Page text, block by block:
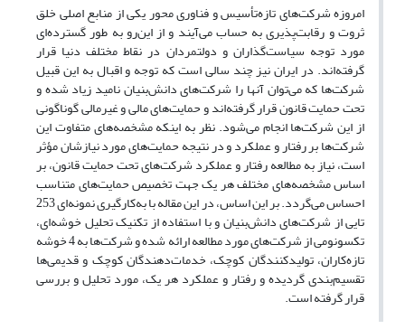
امروزه شرکت‌های تازه‌تأسیس و فناوری محور یکی از منابع اصلی خلق
ثروت و رقابت‌پذیری به حساب می‌آیند و از این‌رو به طور گسترده‌ای
مورد توجه سیاست‌گذاران و دولتمردان در نقاط مختلف دنیا قرار
گرفته‌اند. در ایران نیز چند سالی است که توجه و اقبال به این قبیل
شرکت‌ها که می‌توان آنها را شرکت‌های دانش‌بنیان نامید زیاد شده و
تحت حمایت قانون قرار گرفته‌اند و حمایت‌های مالی و غیرمالی گوناگونی
از این شرکت‌ها انجام می‌شود. نظر به اینکه مشخصه‌های متفاوت این
شرکت‌ها بر رفتار و عملکرد و در نتیجه حمایت‌های مورد نیازشان مؤثر
است، نیاز به مطالعه رفتار و عملکرد شرکت‌های تحت حمایت قانون، بر
اساس مشخصه‌های مختلف هر یک جهت تخصیص حمایت‌های متناسب
احساس می‌گردد. بر این اساس، در این مقاله با به‌کارگیری نمونه‌ای 253
تایی از شرکت‌های دانش‌بنیان و با استفاده از تکنیک تحلیل خوشه‌ای،
تکسونومی از شرکت‌های مورد مطالعه ارائه شده و شرکت‌ها به 4 خوشه
تازه‌کاران، تولیدکنندگان کوچک، خدمات‌دهندگان کوچک و قدیمی‌ها
تقسیم‌بندی گردیده و رفتار و عملکرد هر یک، مورد تحلیل و بررسی
قرار گرفته است.